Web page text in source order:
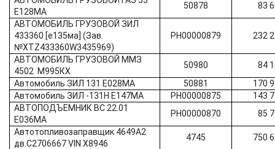
Е128МА
50878
83
АВТОМОБИЛЬ ГРУЗОВОЙ ЗИЛ
433360 [е135ма] (Зав.
№XTZ433360W3435969)
РН00000879 232
АВТОМОБИЛЬ ГРУЗОВОЙ ММЗ
4502 М995КХ
50980
84
Автомобиль ЗИЛ 131 Е028МА
50881
170
Автомобиль ЗИЛ -131Н Е147МА
РН00000875
143
АВТОПОДЪЕМНИК ВС 22.01
Е036МА
РН00000870
85
Автотопливозаправщик 4649А2
дв.С2706667 VIN Х8946
4745
750